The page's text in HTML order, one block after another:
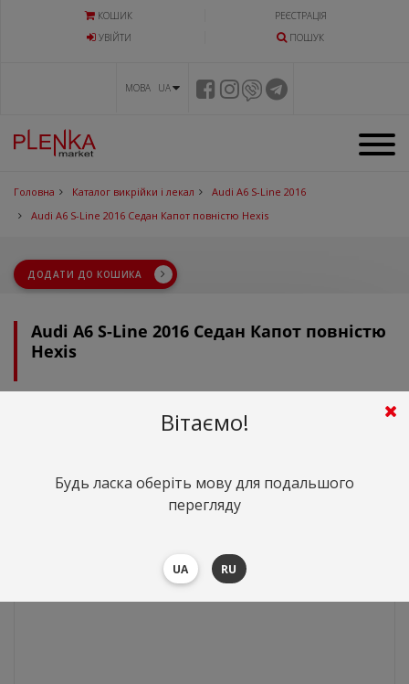
КОШИК
РЕЄСТРАЦІЯ
УВIЙТИ
ПОШУК
МОВА UA
Головна Каталог викрійки і лекал
Audi A6 S-Line 2016
Audi A6 S-Line 2016 Седан Капот повністю Hexis
ДОДАТИ ДО КОШИКА
Audi A6 S-Line 2016 Седан Капот повністю
Hexis
грн.($0)
Вітаємо!
Будь ласка оберіть мову для подальшого
перегляду
UA RU